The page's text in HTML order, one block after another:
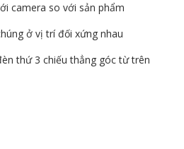
camera so với sản phẩm
ở vị trí đối xứng nhau
thứ 3 chiếu thẳng góc từ trên